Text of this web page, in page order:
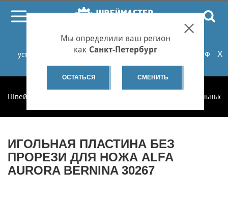
При проблемах с онлайн-оплатой заказов на сайте
установите российские сертификаты НУЦ Минцифры РФ
или используйте Яндекс.Браузер.Подробнее...
X
Мы определили ваш регион
как Санкт-Петербург
ОСТАТЬСЯ СМЕНИТЬ
Швеймастер
ИГОЛЬНАЯ ПЛАСТИНА БЕЗ
ПРОРЕЗИ ДЛЯ НОЖА ALFA
AURORA BERNINA 30267